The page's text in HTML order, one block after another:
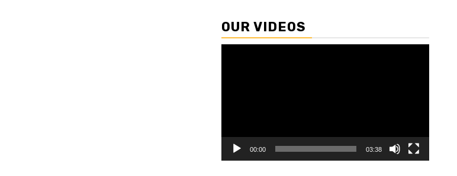
OUR VIDEOS
00:00 03:38